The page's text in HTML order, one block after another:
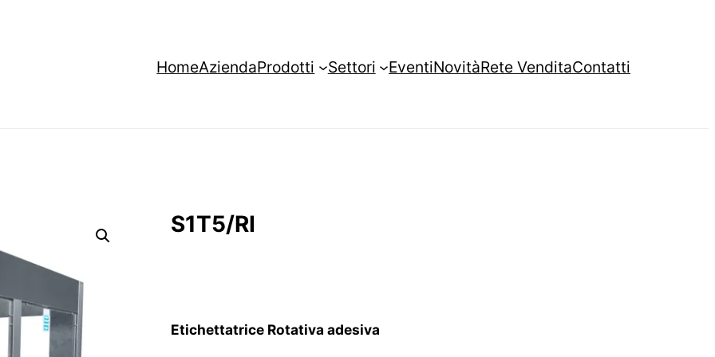
HomeAziendaProdotti Settori EventiNovitàRete VenditaContatti
S1T5/RI
Etichettatrice Rotativa adesiva